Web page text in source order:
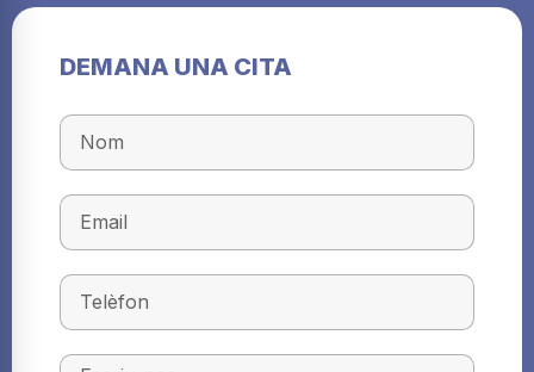
DEMANA UNA CITA